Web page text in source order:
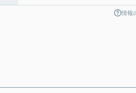
情報